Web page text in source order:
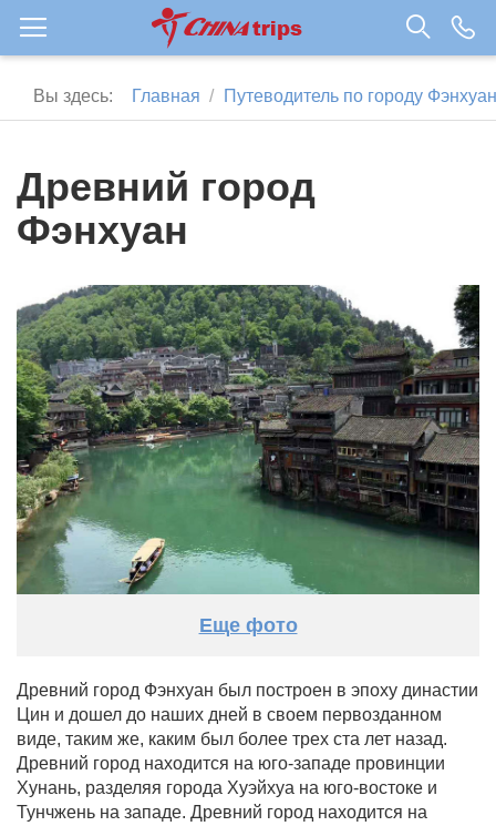
Вы здесь: Главная Путеводитель по городу Фэнхуан
Древний город
Фэнхуан
Еще фото
Древний город Фэнхуан был построен в эпоху династии
Цин и дошел до наших дней в своем первозданном
виде, таким же, каким был более трех ста лет назад.
Древний город находится на юго-западе провинции
Хунань, разделяя города Хуэйхуа на юго-востоке и
Тунчжень на западе. Древний город находится на